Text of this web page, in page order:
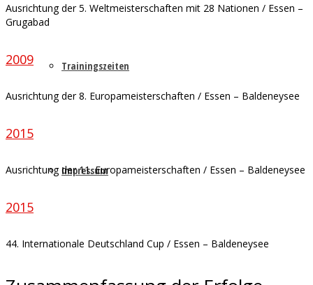
Trainingszeiten
Impressum
Ausrichtung der 5. Weltmeisterschaften mit 28 Nationen / Essen –
Grugabad
2009
Ausrichtung der 8. Europameisterschaften / Essen – Baldeneysee
2015
Ausrichtung der 11. Europameisterschaften / Essen – Baldeneysee
2015
44. Internationale Deutschland Cup / Essen – Baldeneysee